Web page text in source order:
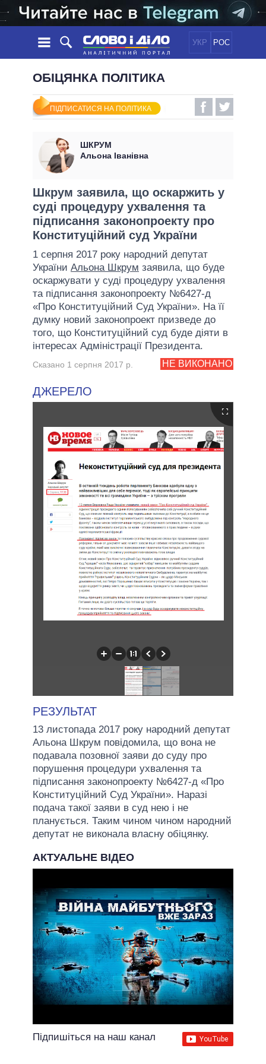
УКР РОС
НОВИНИ
СТРІЧКА
ПОДІЇ
СТАТТІ
ДУМКИ
ОГЛЯДИ
ДАЙДЖЕСТИ
ПОЛІТИКА
ЕКОНОМІКА
СВІТ
ОБIЦЯНКИ
УСІ ПОЛІТИКИ
ПРЕЗИДЕНТ І ОФІС
ВЕРХОВНА РАДА
КАБІНЕТ МІНІСТРІВ
ГОЛОВИ ОБЛАДМІНІСТРАЦІЙ
МЕРИ МІСТ
ВСІ ПЕРСОНИ
ІНФОГРАФІКА
ПІДТРИМАТИ
ПОРІВНЯННЯ ПОЛІТИКІВ
ОБІЦЯНКА ПОЛІТИКА
ПІДПИСАТИСЯ НА ПОЛІТИКА
ШКРУМ
Альона Іванівна
Шкрум заявила, що оскаржить у
суді процедуру ухвалення та
підписання законопроекту про
Конституційний суд України
1 серпня 2017 року народний депутат
України Альона Шкрум заявила, що буде
оскаржувати у суді процедуру ухвалення
та підписання законопроекту №6427-д
«Про Конституційний Суд України». На її
думку новий законопроект призведе до
того, що Конституційний суд буде діяти в
інтересах Адміністрації Президента.
НЕ ВИКОНАНО
Сказано 1 серпня 2017 р.
ДЖЕРЕЛО
РЕЗУЛЬТАТ
13 листопада 2017 року народний депутат
Альона Шкрум повідомила, що вона не
подавала позовної заяви до суду про
порушення процедури ухвалення та
підписання законопроекту №6427-д «Про
Конституційний Суд України». Наразі
подача такої заяви в суд нею і не
планується. Таким чином чином народний
депутат не виконала власну обіцянку.
АКТУАЛЬНЕ ВІДЕО
Підпишіться на наш канал